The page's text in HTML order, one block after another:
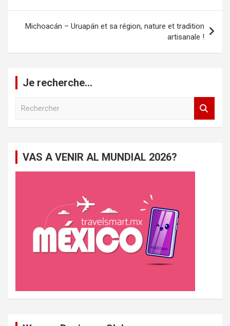
l’article
Michoacán – Uruapán et sa région, nature et tradition
artisanale !
Je recherche…
c
VAS A VENIR AL MUNDIAL 2026?